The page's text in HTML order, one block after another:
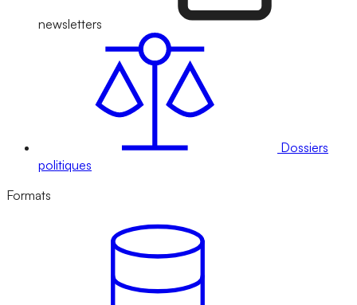
newsletters
Dossiers
politiques
Formats